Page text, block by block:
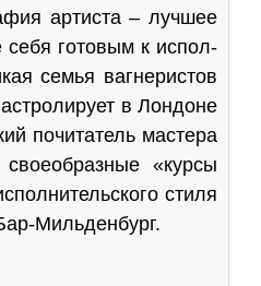
артиста – лучшее
себя готовым к испол­
семья вагнеристов
в Лондоне
почитатель масте­ра
«курсы
стиля
Мильденбург.